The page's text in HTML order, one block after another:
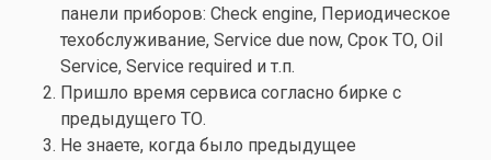
панели приборов: Check engine, Периодическое
техобслуживание, Service due now, Срок ТО, Oil
Service, Service required и т.п.
Пришло время сервиса согласно бирке с
предыдущего ТО.
Не знаете, когда было предыдущее